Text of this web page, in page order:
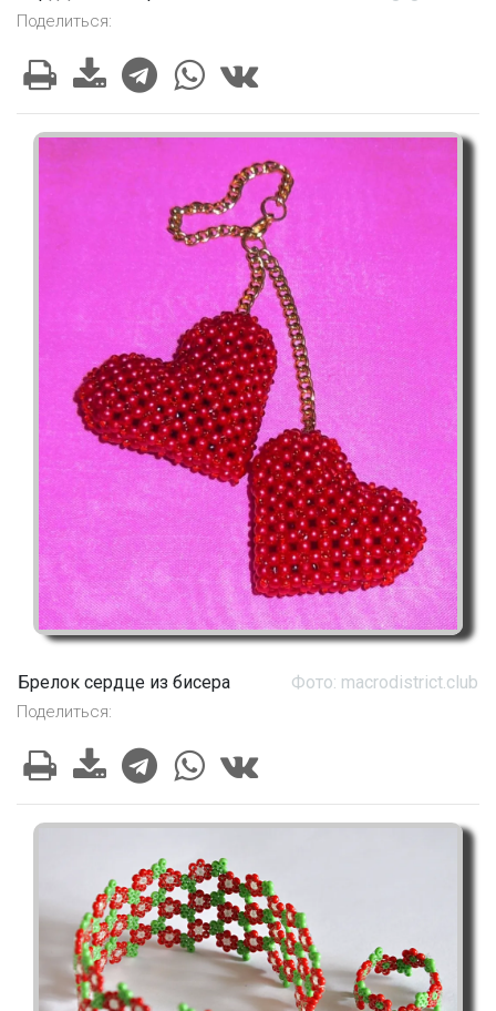
Поделиться:
Брелок сердце из бисера Фото: macrodistrict.club
Поделиться: